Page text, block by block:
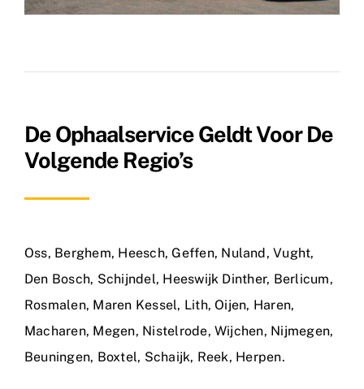
De Ophaalservice Geldt Voor De
Volgende Regio’s
Oss, Berghem, Heesch,Geffen, Nuland,Vught,
Den Bosch, Schijndel, Heeswijk Dinther, Berlicum,
Rosmalen, Maren Kessel, Lith,Oijen, Haren,
Macharen, Megen, Nistelrode, Wijchen, Nijmegen,
Beuningen, Boxtel, Schaijk, Reek, Herpen.